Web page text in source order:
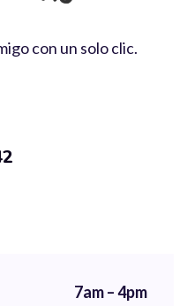
con un solo clic.
7am – 4pm